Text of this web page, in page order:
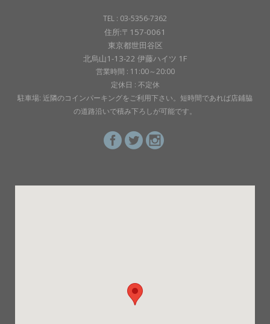
TEL : 03-5356-7362
住所:〒157-0061
東京都世田谷区
北烏山1-13-22 伊藤ハイツ 1F
営業時間 : 11:00～20:00
定休日 : 不定休
駐車場: 近隣のコインパーキングをご利用下さい。短時間であれば店鋪脇
の道路沿いで積み下ろしが可能です。